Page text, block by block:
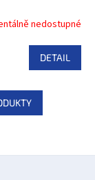
nedostupné
DETAIL